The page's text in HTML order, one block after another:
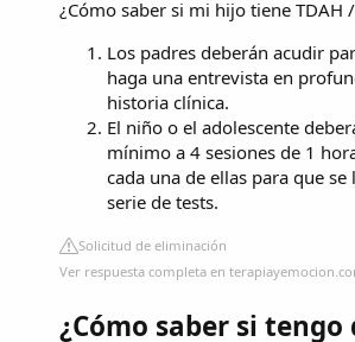
¿Cómo saber si mi hijo tiene TDAH
Los padres deberán acudir
haga una entrevista en
historia clínica.
El niño o el adolescente
mínimo a 4 sesiones de 1
cada una de ellas para que se
serie de tests.
Solicitud de eliminación
Ver respuesta completa en
¿Cómo saber si tengo